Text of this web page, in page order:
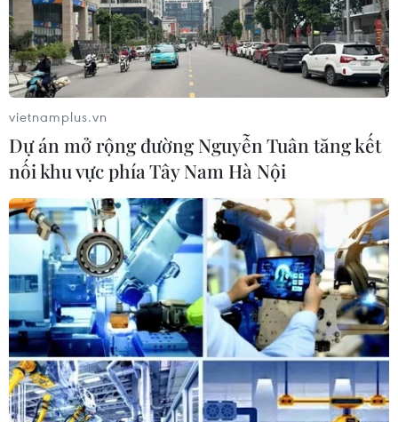
vietnamplus.vn
Dự án mở rộng đường Nguyễn Tuân tăng kết
nối khu vực phía Tây Nam Hà Nội